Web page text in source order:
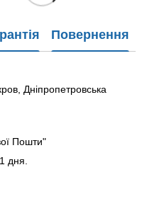
Повернення
Дніпропетровська
Пошти"
дня.